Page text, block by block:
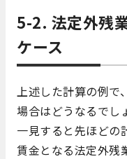
5-2. 法定外残
ケース
上述した計算の例
場合はどうなるでし
一見すると先ほどの
賃金となる法定外残